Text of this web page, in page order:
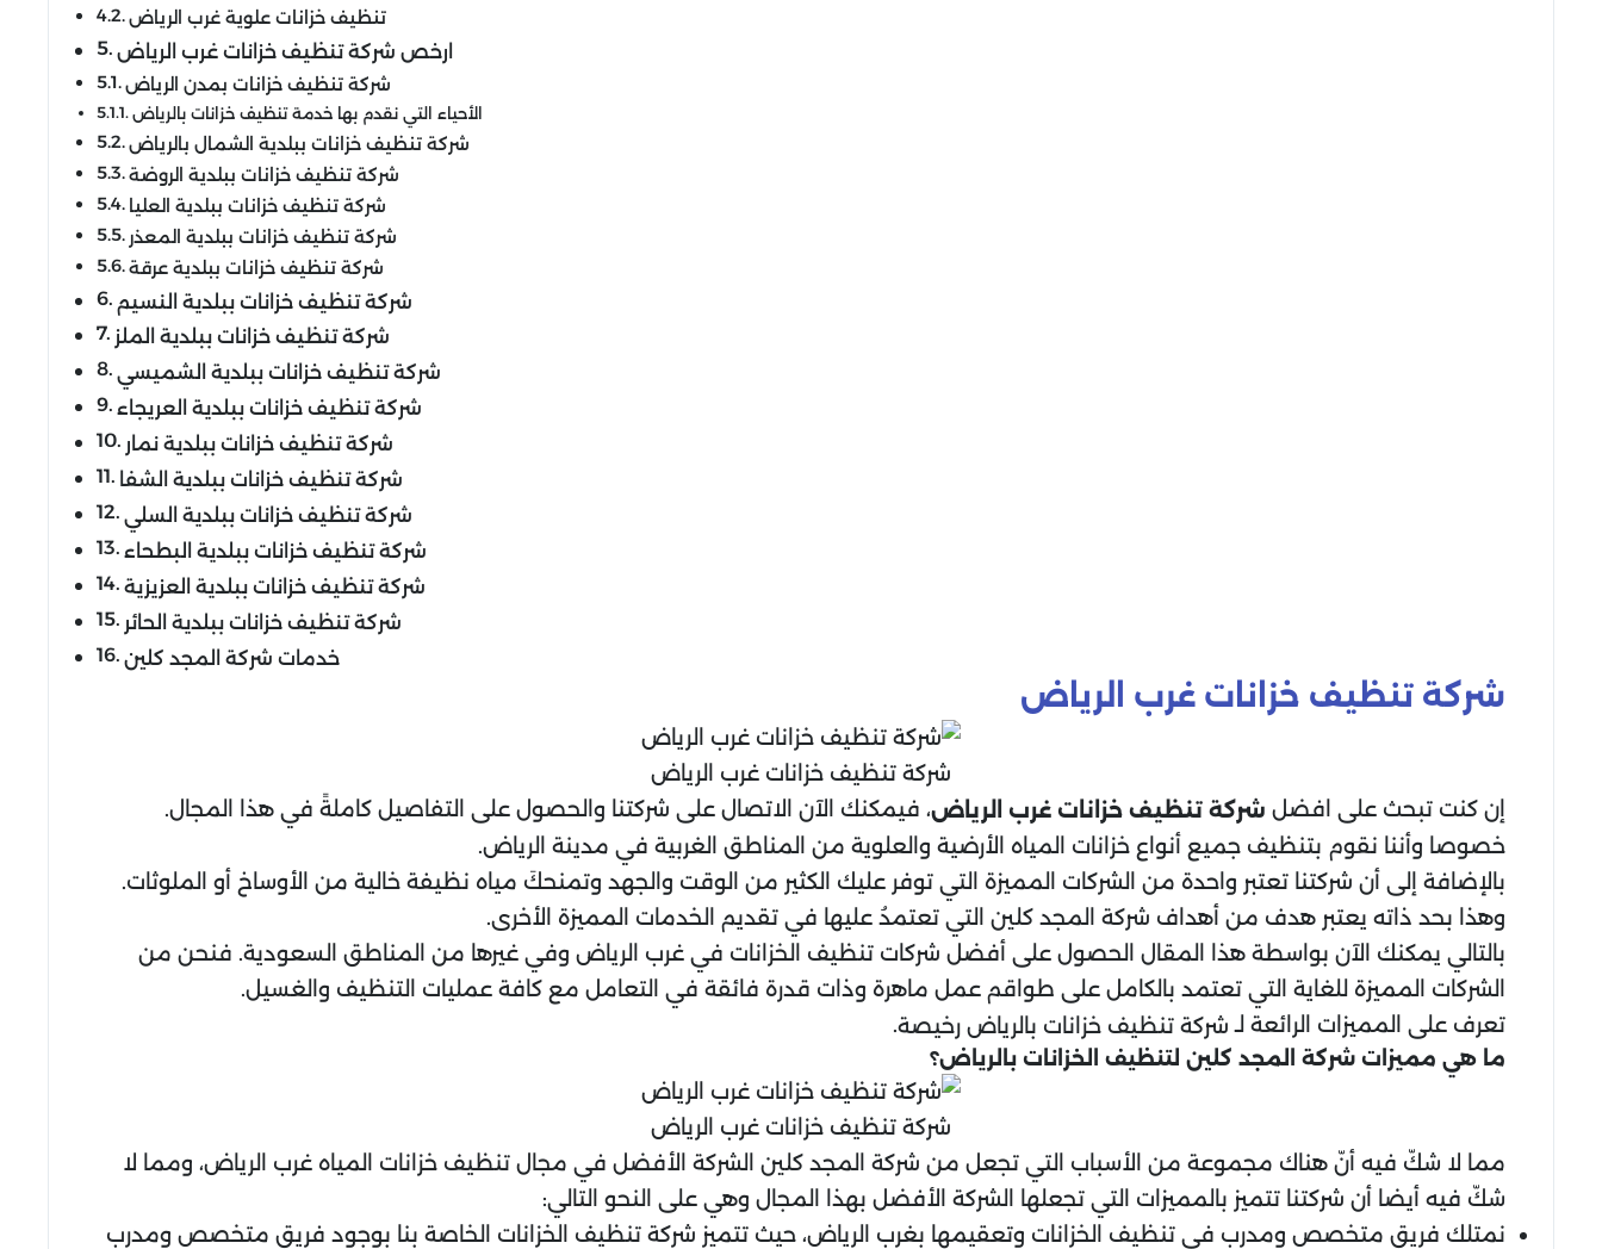
تنظيف خزانات علوية غرب الرياض
ارخص شركة تنظيف خزانات غرب الرياض
شركة تنظيف خزانات بمدن الرياض
الأحياء التي نقدم بها خدمة تنظيف خزانات بالرياض
شركة تنظيف خزانات ببلدية الشمال بالرياض
شركة تنظيف خزانات ببلدية الروضة
شركة تنظيف خزانات ببلدية العليا
شركة تنظيف خزانات ببلدية المعذر
شركة تنظيف خزانات ببلدية عرقة
شركة تنظيف خزانات ببلدية النسيم
شركة تنظيف خزانات ببلدية الملز
شركة تنظيف خزانات ببلدية الشميسي
شركة تنظيف خزانات ببلدية العريجاء
شركة تنظيف خزانات ببلدية نمار
شركة تنظيف خزانات ببلدية الشفا
شركة تنظيف خزانات ببلدية السلي
شركة تنظيف خزانات ببلدية البطحاء
شركة تنظيف خزانات ببلدية العزيزية
شركة تنظيف خزانات ببلدية الحائر
خدمات شركة المجد كلين
شركة تنظيف خزانات غرب الرياض
شركة تنظيف خزانات غرب الرياض
إن كنت تبحث على افضل شركة تنظيف خزانات غرب الرياض، فيمكنك الآن الاتصال على شركتنا والحصول على التفاصيل كاملةً في هذا المجال.
خصوصا وأننا نقوم بتنظيف جميع أنواع خزانات المياه الأرضية والعلوية من المناطق الغربية في مدينة الرياض.
بالإضافة إلى أن شركتنا تعتبر واحدة من الشركات المميزة التي توفر عليك الكثير من الوقت والجهد وتمنحكَ مياه نظيفة خالية من الأوساخ أو الملوثات.
وهذا بحد ذاته يعتبر هدف من أهداف شركة المجد كلين التي تعتمدُ عليها في تقديم الخدمات المميزة الأخرى.
بالتالي يمكنك الآن بواسطة هذا المقال الحصول على أفضل شركات تنظيف الخزانات في غرب الرياض وفي غيرها من المناطق السعودية. فنحن من
الشركات المميزة للغاية التي تعتمد بالكامل على طواقم عمل ماهرة وذات قدرة فائقة في التعامل مع كافة عمليات التنظيف والغسيل.
تعرف على المميزات الرائعة لـ شركة تنظيف خزانات بالرياض رخيصة.
ما هي مميزات شركة المجد كلين لتنظيف الخزانات بالرياض؟
شركة تنظيف خزانات غرب الرياض
مما لا شكّ فيه أنّ هناك مجموعة من الأسباب التي تجعل من شركة المجد كلين الشركة الأفضل في مجال تنظيف خزانات المياه غرب الرياض، ومما لا
شكّ فيه أيضا أن شركتنا تتميز بالمميزات التي تجعلها الشركة الأفضل بهذا المجال وهي على النحو التالي:
نمتلك فريق متخصص ومدرب في تنظيف الخزانات وتعقيمها بغرب الرياض، حيث تتميز شركة تنظيف الخزانات الخاصة بنا بوجود فريق متخصص ومدرب